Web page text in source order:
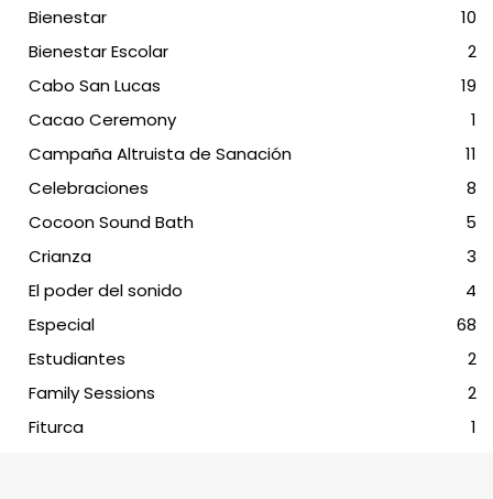
Bienestar
10
Bienestar Escolar
2
Cabo San Lucas
19
Cacao Ceremony
1
Campaña Altruista de Sanación
11
Celebraciones
8
Cocoon Sound Bath
5
Crianza
3
El poder del sonido
4
Especial
68
Estudiantes
2
Family Sessions
2
Fiturca
1